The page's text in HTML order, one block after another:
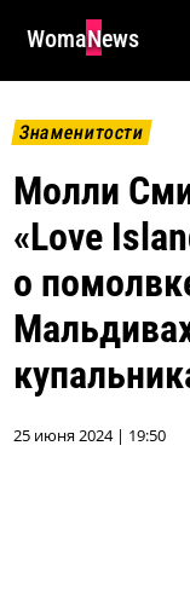
WomaNews
Знаменитости
Молли
«Love
о
25 июня 2024 | 19:50